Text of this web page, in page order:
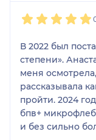
В 2022 был
степени».
меня
рассказывала
пройти. 2024
бпв+
и без сильно